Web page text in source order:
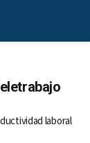
laboral